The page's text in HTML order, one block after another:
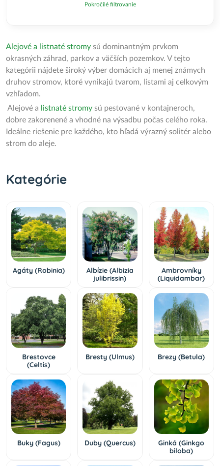
Pokročilé filtrovanie
Alejové a listnaté stromy sú dominantným prvkom
okrasných záhrad, parkov a väčších pozemkov. V tejto
kategórii nájdete široký výber domácich aj menej známych
druhov stromov, ktoré vynikajú tvarom, listami aj celkovým
vzhľadom.
Alejové a
listnaté stromy sú pestované v kontajneroch,
dobre zakorenené a vhodné na výsadbu počas celého roka.
Ideálne riešenie pre každého, kto hľadá výrazný solitér alebo
strom do aleje.
Kategórie
Agáty (Robinia)
Albízie (Albizia
julibrissin)
Ambrovníky
(Liquidambar)
Brestovce
(Celtis)
Bresty (Ulmus) Brezy (Betula)
Buky (Fagus) Duby (Quercus)
Ginká (Ginkgo
biloba)